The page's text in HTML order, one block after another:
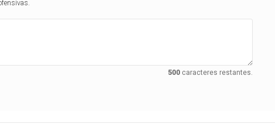
500caracteres restantes.